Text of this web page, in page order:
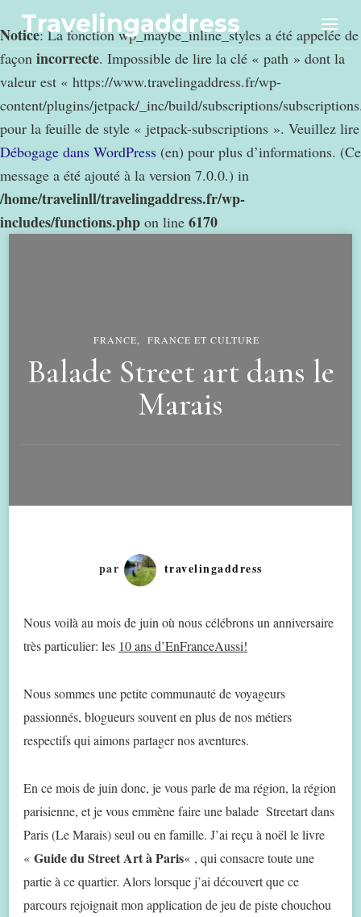
Notice: La fonction wp_maybe_inline_styles a été appelée de
façon incorrecte. Impossible de lire la clé « path » dont la
valeur est « https://www.travelingaddress.fr/wp-
content/plugins/jetpack/_inc/build/subscriptions/
pour la feuille de style « jetpack-subscriptions ». Veuillez lire
Débogage dans WordPress (en) pour plus d’informations. (Ce
message a été ajouté à la version 7.0.0.) in
/home/travelinll/travelingaddress.fr/wp-
includes/functions.php on line 6170
Travelingaddress
FRANCE FRANCE ET CULTURE
Balade Street art dans le
Marais
par travelingaddress
Nous voilà au mois de juin où nous célébrons un anniversaire
très particulier: les 10 ans d’EnFranceAussi!
Nous sommes une petite communauté de voyageurs
passionnés, blogueurs souvent en plus de nos métiers
respectifs qui aimons partager nos aventures.
En ce mois de juin donc, je vous parle de ma région, la région
parisienne, et je vous emmène faire une balade Streetart dans
Paris (Le Marais) seul ou en famille. J’ai reçu à noël le livre
« Guide du Street Art à Paris« , qui consacre toute une
partie à ce quartier. Alors lorsque j’ai découvert que ce
parcours rejoignait mon application de jeu de piste chouchou